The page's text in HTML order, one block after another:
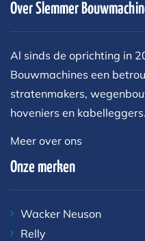
Over Slemmer
Al sinds de oprichting in
Bouwmachines een
stratenmakers,
hoveniers en kabelleggers.
Meer over ons
Onze merken
Wacker Neuson
Relly